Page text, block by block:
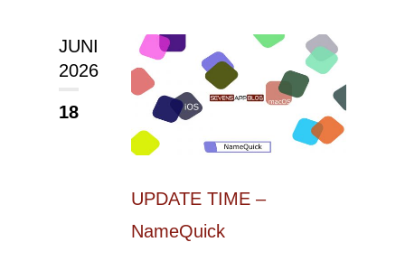
JUNI
2026
18
UPDATE TIME –
NameQuick